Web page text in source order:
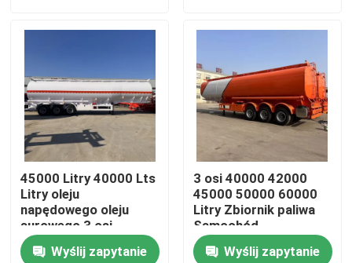
Filmy
O nas
Wycieczka po fabryce
Kontrola jakości
45000 Litry 40000 Lts
Litry oleju
napędowego oleju
surowego 3 osi
benzyny benzyny oleju
ciekłego paliwa
Wyślij zapytanie
3 osi 40000 42000
45000 50000 60000
Litry Zbiornik paliwa
Samochód
przyczepny Benzyna
Benzyna Diesel
Wyślij zapytanie